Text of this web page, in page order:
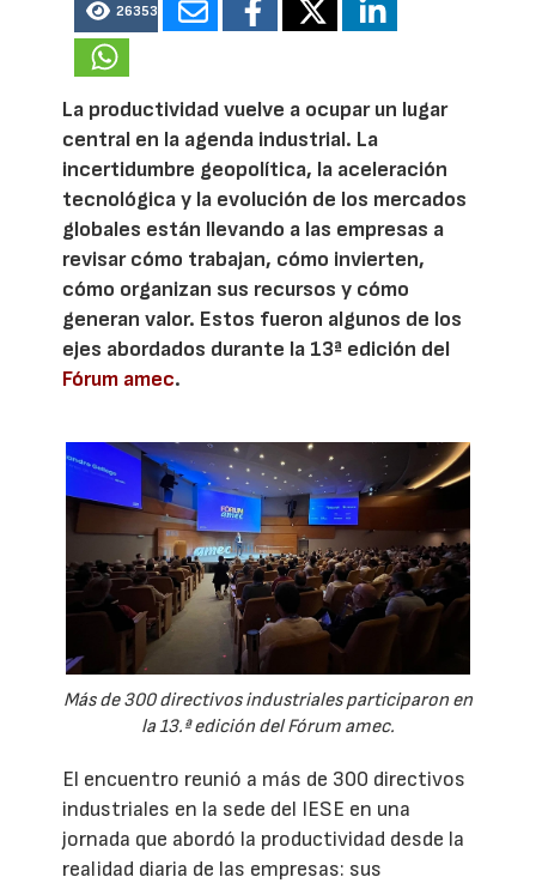
26353
La productividad vuelve a ocupar un lugar
central en la agenda industrial. La
incertidumbre geopolítica, la aceleración
tecnológica y la evolución de los mercados
globales están llevando a las empresas a
revisar cómo trabajan, cómo invierten,
cómo organizan sus recursos y cómo
generan valor. Estos fueron algunos de los
ejes abordados durante la 13ª edición del
Fórum amec.
Más de 300 directivos industriales participaron en
la 13.ª edición del Fórum amec.
El encuentro reunió a más de 300 directivos
industriales en la sede del IESE en una
jornada que abordó la productividad desde la
realidad diaria de las empresas: sus